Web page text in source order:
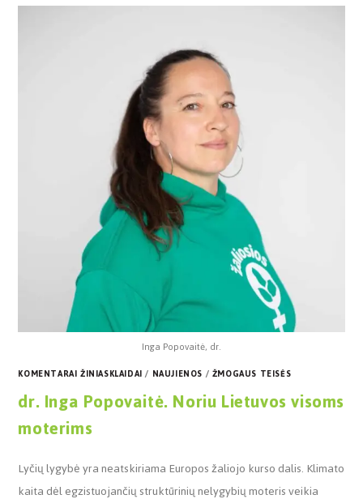
Inga Popovaitė, dr.
KOMENTARAI ŽINIASKLAIDAI/ NAUJIENOS/ŽMOGAUS TEISĖS
dr. Inga Popovaitė. Noriu Lietuvos visoms
moterims
Lyčių lygybė yra neatskiriama Europos žaliojo kurso dalis. Klimato
kaita dėl egzistuojančių struktūrinių nelygybių moteris veikia